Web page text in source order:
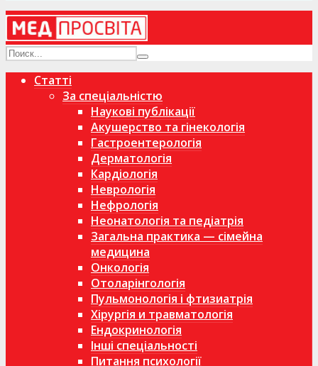
Статті
За спеціальністю
Наукові публікації
Акушерство та гінекологія
Гастроентерологія
Дерматологія
Кардіологія
Неврологія
Нефрологія
Неонатологія та педіатрія
Загальна практика — сімейна
медицина
Онкологія
Отоларінгологія
Пульмонологія і фтизиатрія
Хірургія и травматологія
Ендокринологія
Інші спеціальності
Питання психології